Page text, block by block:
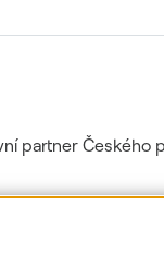
partner Českého